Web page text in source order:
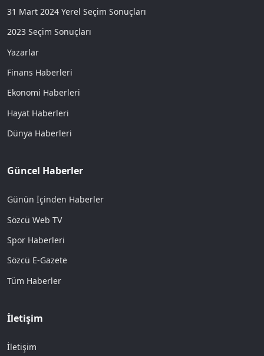
31 Mart 2024 Yerel Seçim Sonuçları
2023 Seçim Sonuçları
Yazarlar
Finans Haberleri
Ekonomi Haberleri
Hayat Haberleri
Dünya Haberleri
Güncel Haberler
Günün İçinden Haberler
Sözcü Web TV
Spor Haberleri
Sözcü E-Gazete
Tüm Haberler
İletişim
İletişim